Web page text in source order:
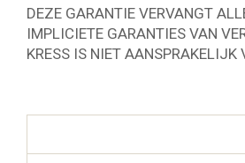
DEZE GARANTIE VERVANGT
IMPLICIETE GARANTIES VAN
KRESS IS NIET AANSPRAKELIJK